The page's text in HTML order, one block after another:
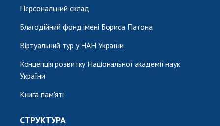
Персональний склад
Благодійний фонд імені Бориса Патона
Віртуальний тур у НАН України
Концепція розвитку Національної академії наук
України
Книга пам'яті
СТРУКТУРА